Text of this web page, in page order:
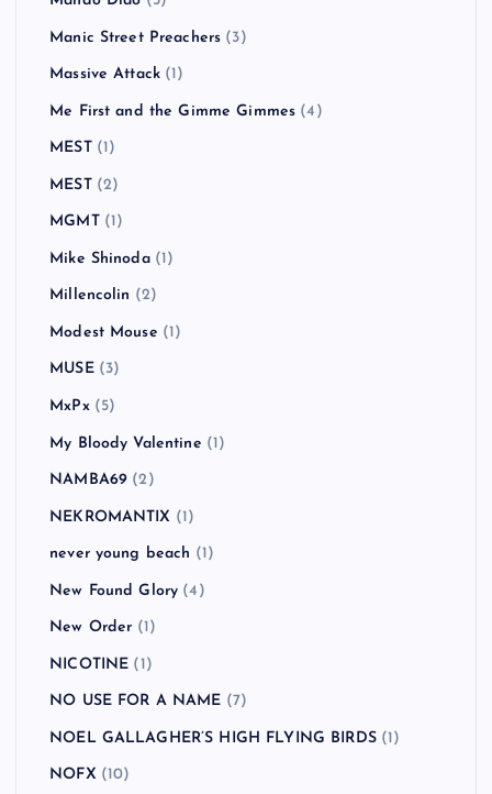
Manic Street Preachers (3)
Massive Attack (1)
Me First and the Gimme Gimmes (4)
MEST(1)
MEST(2)
MGMT(1)
Mike Shinoda(1)
Millencolin (2)
Modest Mouse (1)
MUSE(3)
MxPx(5)
My Bloody Valentine (1)
NAMBA69 (2)
NEKROMANTIX (1)
never young beach (1)
New Found Glory (4)
New Order (1)
NICOTINE (1)
NO USE FOR A NAME (7)
NOEL GALLAGHER’S HIGH FLYING BIRDS(1)
NOFX (10)